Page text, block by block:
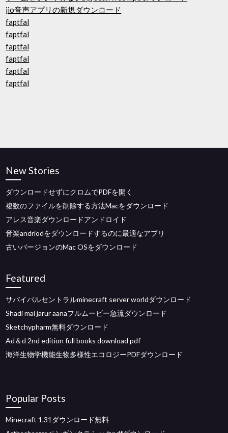
jio音声アプリの新規ダウンロード
faptfal
faptfal
faptfal
faptfal
faptfal
faptfal
New Stories
ダウンロードせずにクロムでPDFを開く
複数のファイルを削除する方法Macをダウンロード
アレス音楽ダウンロードアンドロイド
音楽andriodをダウンロードするのに最適なアプリ
古いバージョンのMac OSをダウンロード
Featured
サバイバルセントラルminecraft server worldダウンロード
Shadi mai jarur aanaフルムービー急流ダウンロード
Sketchypharm無料ダウンロード
Ad＆d 2nd edition full books download pdf
海洋生物学機能生物多様性エコロジーPDFダウンロード
Popular Posts
Minecraft 1.31ダウンロード無料